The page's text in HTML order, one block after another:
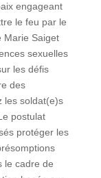
engageant
le feu par le
Marie Saiget
sexuelles
les défis
des
les soldat(e)s
postulat
protéger les
le cadre de